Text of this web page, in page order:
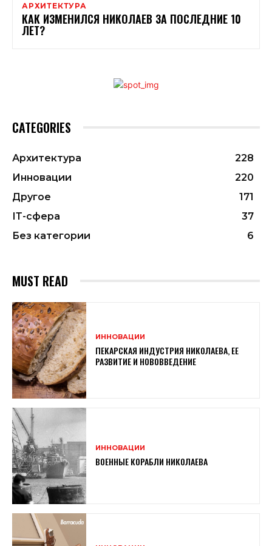
АРХИТЕКТУРА
КАК ИЗМЕНИЛСЯ НИКОЛАЕВ ЗА ПОСЛЕДНИЕ 10
ЛЕТ?
CATEGORIES
Архитектура
228
Инновации
220
Другое
171
ІТ-сфера
37
Без категории
6
MUST READ
ИННОВАЦИИ
ПЕКАРСКАЯ ИНДУСТРИЯ НИКОЛАЕВА, ЕЕ
РАЗВИТИЕ И НОВОВВЕДЕНИЕ
ИННОВАЦИИ
ВОЕННЫЕ КОРАБЛИ НИКОЛАЕВА